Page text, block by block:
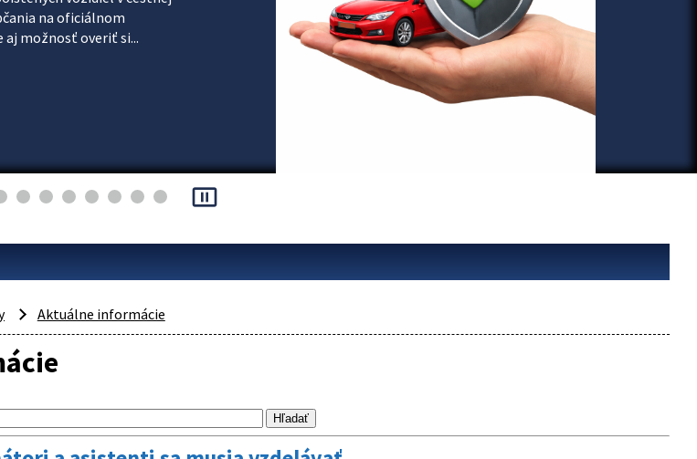
na oficiálnom
možnosť overiť si...
pause_presentation
Aktuálne informácie